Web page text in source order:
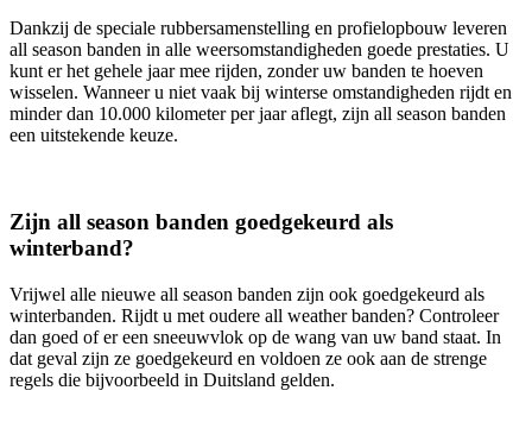
Dankzij de speciale rubbersamenstelling en profielopbouw leveren
all season banden in alle weersomstandigheden goede prestaties. U
kunt er het gehele jaar mee rijden, zonder uw banden te hoeven
wisselen. Wanneer u niet vaak bij winterse omstandigheden rijdt en
minder dan 10.000 kilometer per jaar aflegt, zijn all season banden
een uitstekende keuze.
Zijn all season banden goedgekeurd als
winterband?
Vrijwel alle nieuwe all season banden zijn ook goedgekeurd als
winterbanden. Rijdt u met oudere all weather banden? Controleer
dan goed of er een sneeuwvlok op de wang van uw band staat. In
dat geval zijn ze goedgekeurd en voldoen ze ook aan de strenge
regels die bijvoorbeeld in Duitsland gelden.